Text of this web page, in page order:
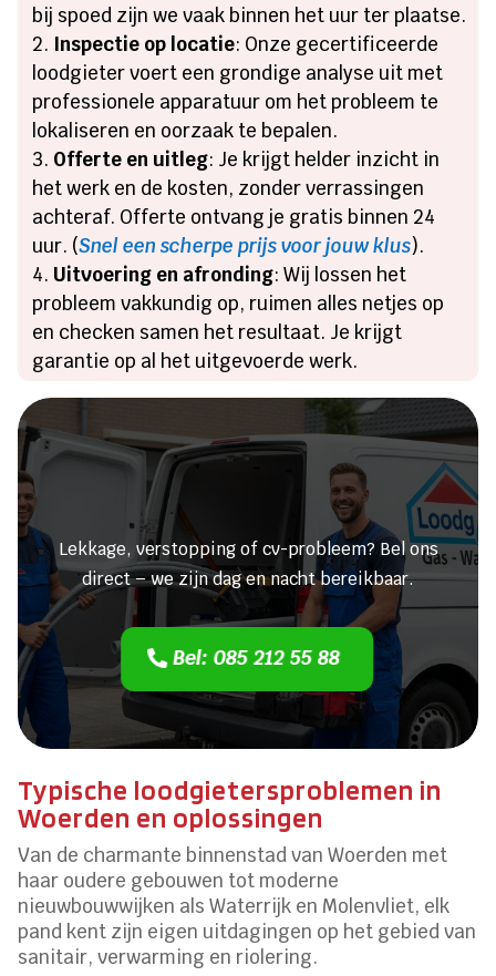
bij spoed zijn we vaak binnen het uur ter plaatse.
Inspectie op locatie: Onze gecertificeerde
loodgieter voert een grondige analyse uit met
professionele apparatuur om het probleem te
lokaliseren en oorzaak te bepalen.
Offerte en uitleg: Je krijgt helder inzicht in
het werk en de kosten, zonder verrassingen
achteraf. Offerte ontvang je gratis binnen 24
uur. (Snel een scherpe prijs voor jouw klus).
Uitvoering en afronding: Wij lossen het
probleem vakkundig op, ruimen alles netjes op
en checken samen het resultaat. Je krijgt
garantie op al het uitgevoerde werk.
Heeft u een lekkage of een
verstopping?
Lekkage, verstopping of cv-probleem? Bel ons
direct – we zijn dag en nacht bereikbaar.
Bel: 085 212 55 88
Typische loodgietersproblemen in
Woerden en oplossingen
Van de charmante binnenstad van Woerden met
haar oudere gebouwen tot moderne
nieuwbouwwijken als Waterrijk en Molenvliet, elk
pand kent zijn eigen uitdagingen op het gebied van
sanitair, verwarming en riolering.